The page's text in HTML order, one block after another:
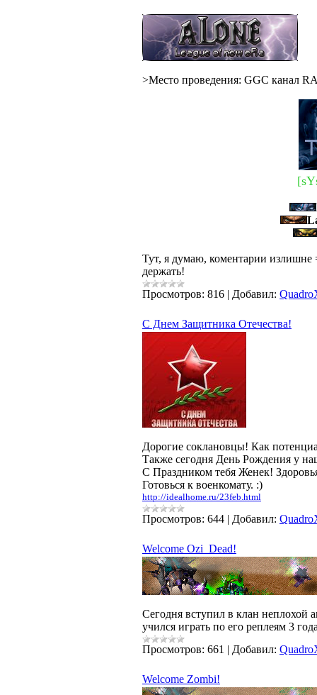
>Место проведения: GGC канал
Тут, я думаю, коментарии
держать!
Просмотров: 816 | Добавил:
С Днем Защитника Отечества!
Дорогие соклановцы! Как
Также сегодня День Рождения у
С Праздником тебя Женек!
Готовься к военкомату. :)
http://idealhome.ru/23feb.html
Просмотров: 644 | Добавил:
Welcome Ozi_Dead!
Сегодня вступил в клан неплохой
учился играть по его реплеям 3
Просмотров: 661 | Добавил:
Welcome Zombi!